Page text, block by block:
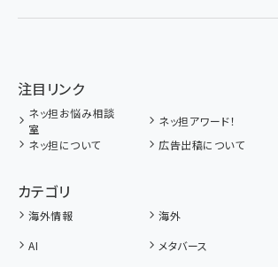
注目リンク
ネッ担お悩み相談
室
ネッ担アワード！
ネッ担について
広告出稿について
カテゴリ
海外情報 海外
AI
メタバース